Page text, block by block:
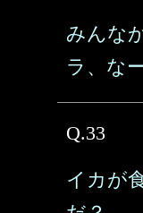
みんな
ラ、な
Q.33
イカが